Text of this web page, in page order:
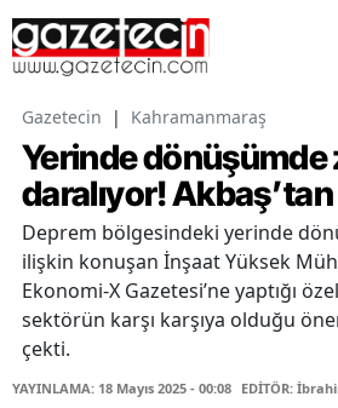
Gazetecin | Kahramanmaraş
Yerinde dönüşümde
daralıyor!
Deprem bölgesindeki yerinde
ilişkin konuşan İnşaat Yüksek
Ekonomi-X Gazetesi’ne yaptığı
sektörün karşı karşıya olduğu
çekti.
YAYINLAMA: 18 Mayıs 2025 - 00:08 EDİTÖR: